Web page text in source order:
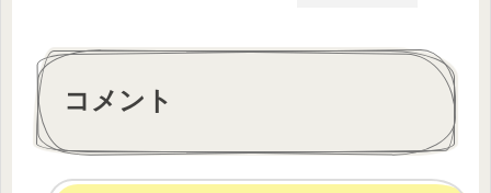
コメント